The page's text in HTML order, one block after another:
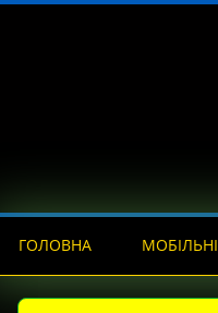
ГОЛОВНА МОБІЛЬНІ